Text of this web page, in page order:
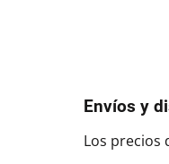
Envíos y
Los precios